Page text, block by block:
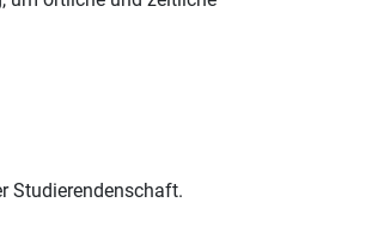
Studierendenschaft.